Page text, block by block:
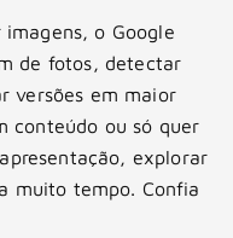
o Google
de fotos, detectar
versões em maior
conteúdo ou só quer
explorar
muito tempo. Confia